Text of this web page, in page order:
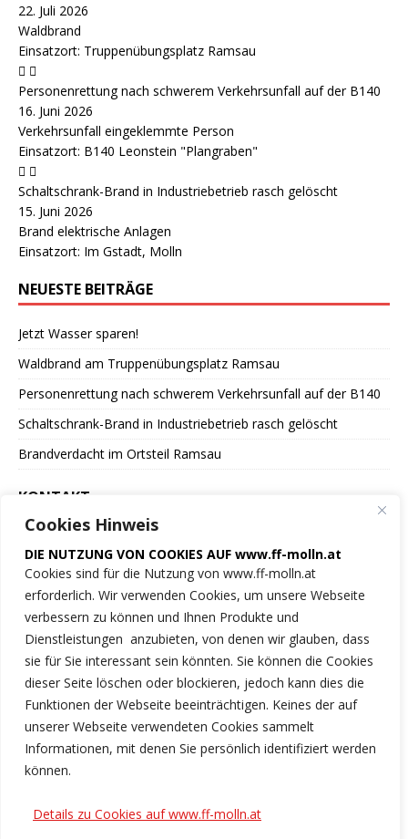
Cookies Hinweis
DIE NUTZUNG VON COOKIES AUF www.ff-molln.at
Cookies sind für die Nutzung von www.ff-molln.at
erforderlich. Wir verwenden Cookies, um unsere Webseite
verbessern zu können und Ihnen Produkte und
Dienstleistungen anzubieten, von denen wir glauben, dass
sie für Sie interessant sein könnten. Sie können die Cookies
dieser Seite löschen oder blockieren, jedoch kann dies die
Funktionen der Webseite beeinträchtigen. Keines der auf
unserer Webseite verwendeten Cookies sammelt
Informationen, mit denen Sie persönlich identifiziert werden
können.
Details zu Cookies auf www.ff-molln.at
22. Juli 2026
Waldbrand
Einsatzort: Truppenübungsplatz Ramsau
Personenrettung nach schwerem Verkehrsunfall auf der B140
16. Juni 2026
Verkehrsunfall eingeklemmte Person
Einsatzort: B140 Leonstein "Plangraben"
Schaltschrank-Brand in Industriebetrieb rasch gelöscht
15. Juni 2026
Brand elektrische Anlagen
Einsatzort: Im Gstadt, Molln
NEUESTE BEITRÄGE
Jetzt Wasser sparen!
Waldbrand am Truppenübungsplatz Ramsau
Personenrettung nach schwerem Verkehrsunfall auf der B140
Schaltschrank-Brand in Industriebetrieb rasch gelöscht
Brandverdacht im Ortsteil Ramsau
KONTAKT
der Marktgemeinde Molln
Feuerwehrstrasse 1
4591 Molln
Tel.: 07584/2222
ff-molln@ki.ooelfv.at